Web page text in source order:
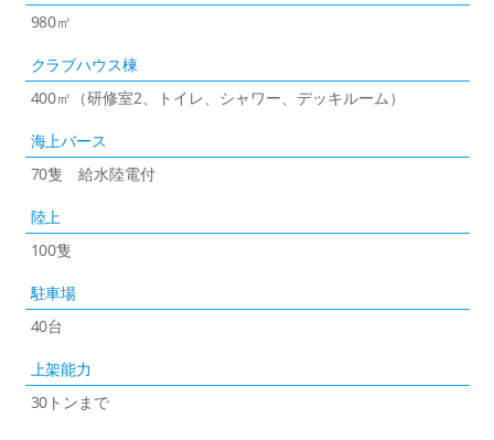
980㎡
クラブハウス棟
400㎡（研修室2、トイレ、シャワー、デッキルーム）
海上バース
70隻 給水陸電付
陸上
100隻
駐車場
40台
上架能力
30トンまで